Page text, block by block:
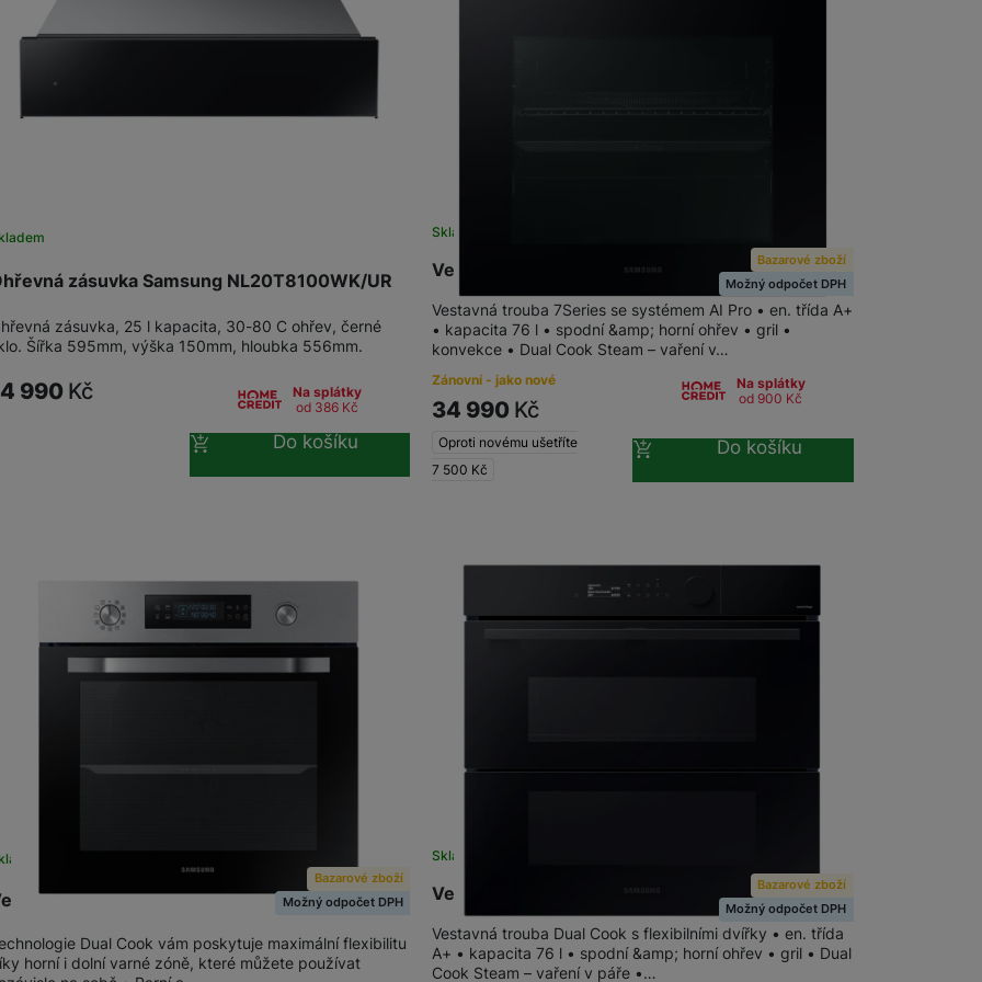
stránkách třetích stran.
zásuvka Samsung NL20T8100WK/UR
zásuvka, 25 l kapacita, 30-80 C ohřev, černé
Šířka 595mm, výška 150mm, hloubka 556mm.
990 Kč
Na splátky
od 386 Kč
Do košíku
Vestavná trouba Samsung NV7B7997AAK/U3
Skladem
Bazarové zboží
Možný odpočet DPH
Vestavná trouba 7Series se systémem AI Pro • en. třída A+
• kapacita 76 l • spodní &amp; horní ohřev • gril •
konvekce • Dual Cook Steam – vaření v…
Zánovní - jako nové
34 990 Kč
Oproti novému ušetříte
7 500 Kč
Na splátky
od 900 Kč
Do košíku
trouba Samsung NV70M3541RS/EO
Bazarové zboží
Možný odpočet DPH
Dual Cook vám poskytuje maximální flexibilitu
horní i dolní varné zóně, které můžete používat
Vestavná trouba Samsung NV7B5775WAK/U3
Skladem
Bazarové zboží
Možný odpočet DPH
Vestavná trouba Dual Cook s flexibilními dvířky • en. třída
A+ • kapacita 76 l • spodní &amp; horní ohřev • gril • Dual
Cook Steam – vaření v páře •…